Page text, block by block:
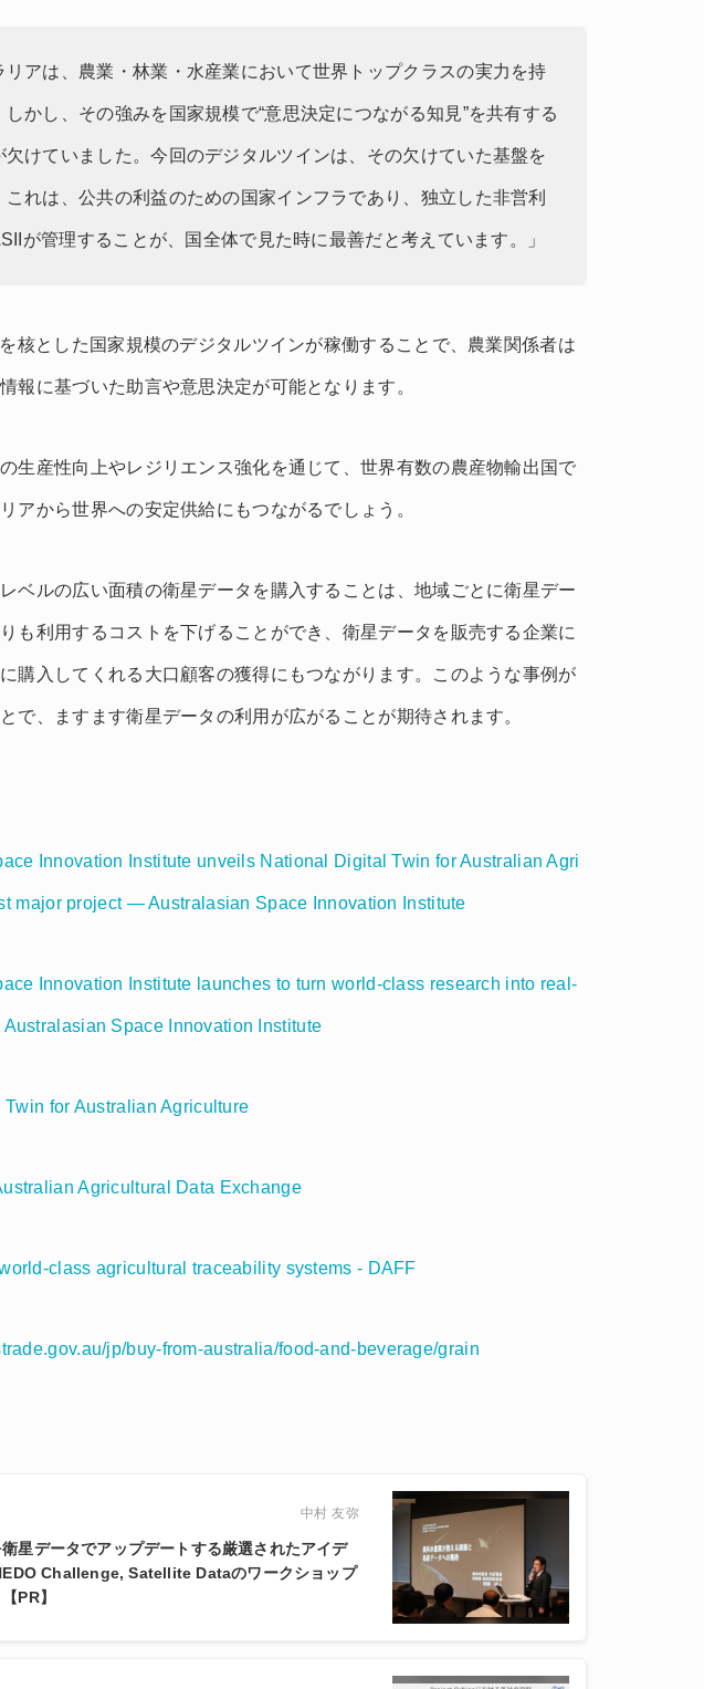
リアは、農業・林業・水産業において世界トップクラスの実力を持
しかし、その強みを国家規模で“意思決定につながる知見”を共有する
欠けていました。今回のデジタルツインは、その欠けていた基盤を
これは、公共の利益のための国家インフラであり、独立した非営利
が管理することが、国全体で見た時に最善だと考えています。」
核とした国家規模のデジタルツインが稼働することで、農業関係者は
報に基づいた助言や意思決定が可能となります。
生産性向上やレジリエンス強化を通じて、世界有数の農産物輸出国で
アから世界への安定供給にもつながるでしょう。
ベルの広い面積の衛星データを購入することは、地域ごとに衛星デー
も利用するコストを下げることができ、衛星データを販売する企業に
購入してくれる大口顧客の獲得にもつながります。このような事例が
で、ますます衛星データの利用が広がることが期待されます。
Innovation Institute unveils National Digital Twin for Australian Agri
major project — Australasian Space Innovation Institute
Innovation Institute launches to turn world-class research into real-
Space Innovation Institute
for Australian Agriculture
Agricultural Data Exchange
class agricultural traceability systems - DAFF
jp/buy-from-australia/food-and-beverage/grain
中村 友弥
星データでアップデートする厳選されたアイデ
Challenge, Satellite Dataのワークショップ
PR】